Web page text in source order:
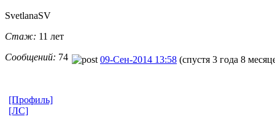
SvetlanaSV
Стаж: 11 лет
Сообщений: 74 09-Сен-2014 13:58 (спустя 3 года 8
[Профиль]
[ЛС]